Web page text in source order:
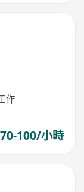
作
100/小時